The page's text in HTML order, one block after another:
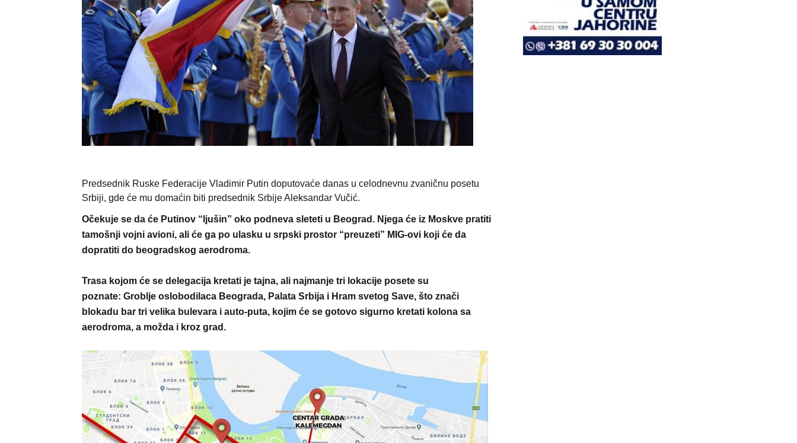
Predsednik Ruske Federacije Vladimir Putin doputovaće danas u celodnevnu zvaničnu posetu
Srbiji, gde će mu domaćin biti predsednik Srbije Aleksandar Vučić.
Očekuje se da će Putinov “ljušin” oko podneva sleteti u Beograd. Njega će iz Moskve pratiti
tamošnji vojni avioni, ali će ga po ulasku u srpski prostor “preuzeti” MIG-ovi koji će da
dopratiti do beogradskog aerodroma.
Trasa kojom će se delegacija kretati je tajna, ali najmanje tri lokacije posete su
poznate: Groblje oslobodilaca Beograda, Palata Srbija i Hram svetog Save, što znači
blokadu bar tri velika bulevara i auto-puta, kojim će se gotovo sigurno kretati kolona sa
aerodroma, a možda i kroz grad.